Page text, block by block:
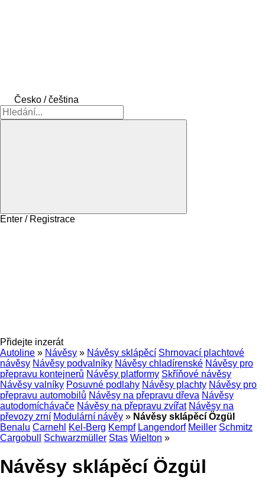
Česko / čeština
Enter / Registrace
Přidejte inzerát
Autoline » Návěsy » Návěsy sklápěcí Shrnovací plachtové
návěsy Návěsy podvalníky Návěsy chladírenské Návěsy pro
přepravu kontejnerů Návěsy platformy Skříňové návěsy
Návěsy valníky Posuvné podlahy Návěsy plachty Návěsy pro
přepravu automobilů Návěsy na přepravu dřeva Návěsy
autodomíchávače Návěsy na přepravu zvířat Návěsy na
převozy zrní Modulární návěy » Návěsy sklápěcí Özgül
Benalu Carnehl Kel-Berg Kempf Langendorf Meiller Schmitz
Cargobull
Schwarzmüller Stas Wielton »
Návěsy sklápěcí Özgül